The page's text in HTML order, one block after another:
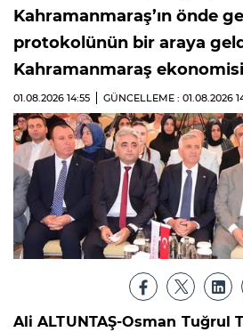
Kahramanmaraş’ın önde
protokolünün bir araya
Kahramanmaraş ekonomisi
01.08.2026 14:55 GÜNCELLEME : 01.08.2026
Ali ALTUNTAŞ-Osman Tuğrul